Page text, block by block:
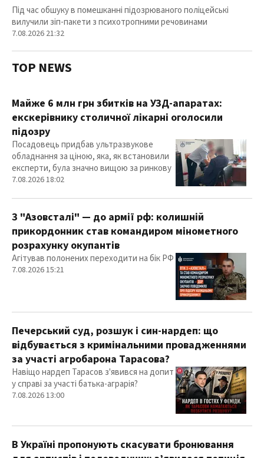
Під час обшуку в помешканні підозрюваного поліцейські
вилучили зіп-пакети з психотропними речовинами
7.08.2026 21:32
TOP NEWS
Майже 6 млн грн збитків на УЗД-апаратах:
екскерівнику столичної лікарні оголосили
підозру
Посадовець придбав ультразвукове
обладнання за ціною, яка, як встановили
експерти, була значно вищою за ринкову
7.08.2026 18:02
З "Азовсталі" — до армії рф: колишній
прикордонник став командиром мінометного
розрахунку окупантів
Агітував полонених переходити на бік РФ
7.08.2026 15:21
Печерський суд, розшук і син-нардеп: що
відбувається з кримінальними провадженнями
за участі агробарона Тарасова?
Навіщо нардеп Тарасов з'явився на допит
у справі за участі батька-аграрія?
7.08.2026 13:00
В Україні пропонують скасувати бронювання